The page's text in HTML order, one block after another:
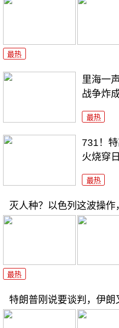
最热
里海一
战争炸
最热
731！
火烧穿
最热
灭人种？以色列这波操作
最热
特朗普刚说要谈判，伊朗